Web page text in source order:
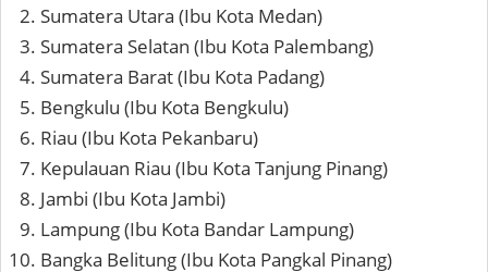
Sumatera Utara (Ibu Kota Medan)
Sumatera Selatan (Ibu Kota Palembang)
Sumatera Barat (Ibu Kota Padang)
Bengkulu (Ibu Kota Bengkulu)
Riau (Ibu Kota Pekanbaru)
Kepulauan Riau (Ibu Kota Tanjung Pinang)
Jambi (Ibu Kota Jambi)
Lampung (Ibu Kota Bandar Lampung)
Bangka Belitung (Ibu Kota Pangkal Pinang)